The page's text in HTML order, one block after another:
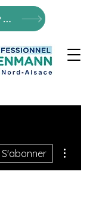
INSCRIPTIONS
S'abonner